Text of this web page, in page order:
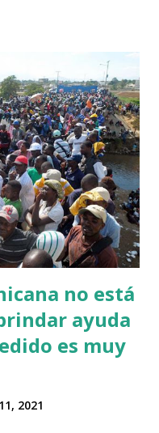
sociales. Varios
de la posible causa y
un saco con 'zelionka'
que se emplea a
Al parecer los
para refugiarse y
en contacto con ese
de una asociación
no está
ayuda
es muy
2021